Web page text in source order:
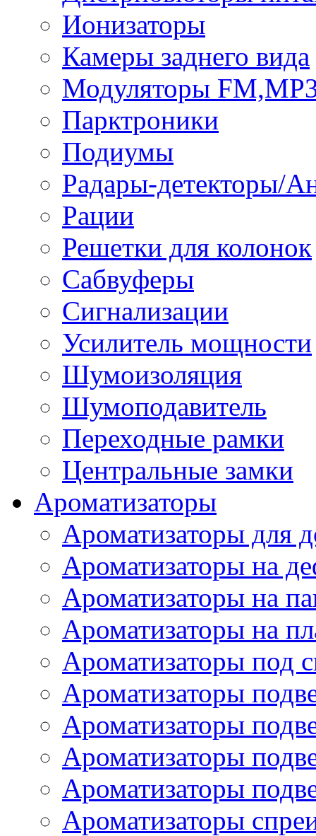
Ионизаторы
Камеры заднего вида
Модуляторы
Парктроники
Подиумы
Радары-детекторы/
Рации
Решетки для колонок
Сабвуферы
Сигнализации
Усилитель мощности
Шумоизоляция
Шумоподавитель
Переходные рамки
Центральные замки
Ароматизаторы
Ароматизаторы для
Ароматизаторы на
Ароматизаторы на
Ароматизаторы на
Ароматизаторы под
Ароматизаторы
Ароматизаторы
Ароматизаторы
Ароматизаторы
Ароматизаторы